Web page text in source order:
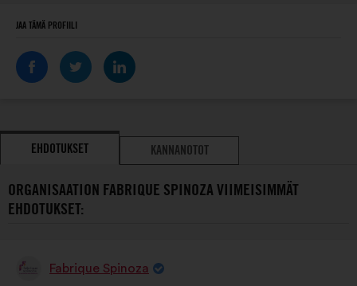
JAA TÄMÄ PROFIILI
EHDOTUKSET KANNANOTOT
ORGANISAATION FABRIQUE SPINOZA VIIMEISIMMÄT
EHDOTUKSET:
EhdotusFabrique Spinoza